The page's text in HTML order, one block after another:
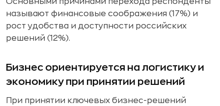
называют финансовые соображения (17%) и
рост удобства и доступности российских
решений (12%).
Бизнес ориентируется на логистику и
экономику при принятии решений
При принятии ключевых бизнес-решений